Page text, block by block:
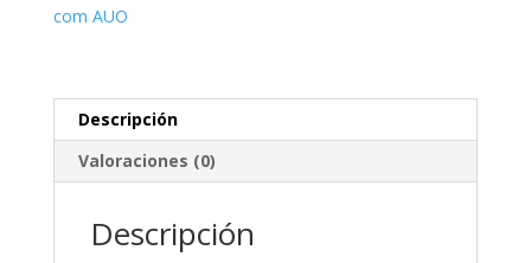
com AUO
Descripción
Valoraciones (0)
Descripción